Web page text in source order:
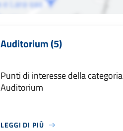
Auditorium (5)
Punti di interesse della categoria
Auditorium
LEGGI DI PIÙ